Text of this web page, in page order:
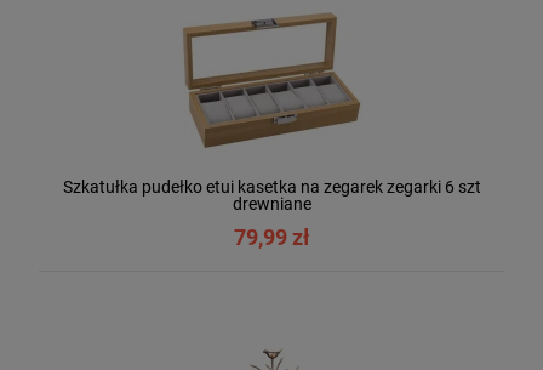
Szkatułka pudełko etui kasetka na zegarek zegarki 6 szt
drewniane
79,99 zł